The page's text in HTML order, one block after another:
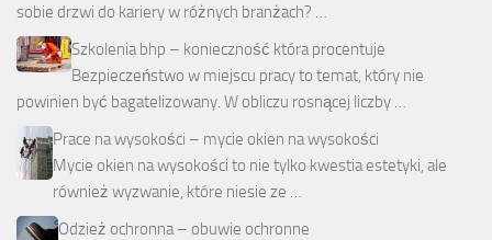
sobie drzwi do kariery w różnych branżach? …
Szkolenia bhp – konieczność która procentuje
Bezpieczeństwo w miejscu pracy to temat, który nie
powinien być bagatelizowany. W obliczu rosnącej liczby …
Prace na wysokości – mycie okien na wysokości
Mycie okien na wysokości to nie tylko kwestia estetyki, ale
również wyzwanie, które niesie ze …
Odzież ochronna – obuwie ochronne